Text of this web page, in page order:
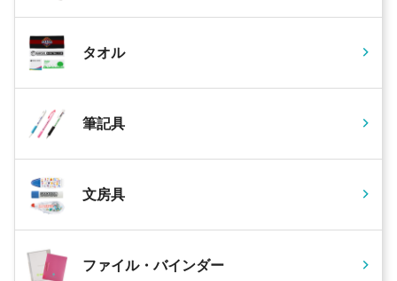
タオル
筆記具
文房具
ファイル・バインダー